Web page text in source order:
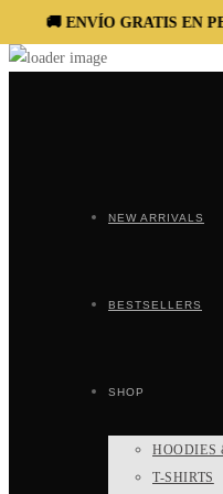
ENVÍO GRATIS EN
NEW ARRIVALS
BESTSELLERS
SHOP
HOODIES
T-SHIRTS